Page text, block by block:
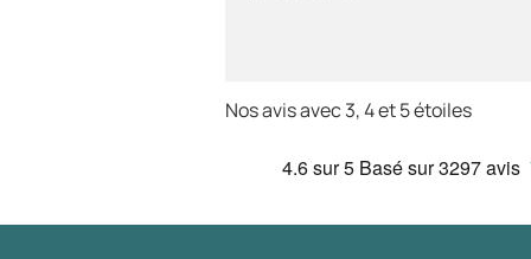
Nos avis avec 3, 4 et 5 étoiles
4.6sur 5 Basé sur3297 avis